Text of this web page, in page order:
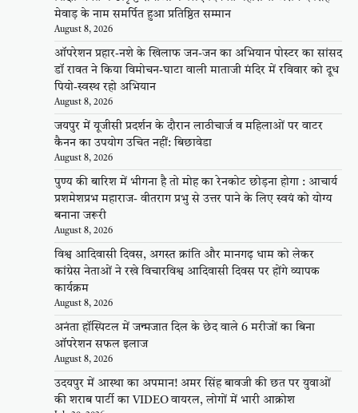
मेवाड़ के नाम समर्पित हुआ प्रतिष्ठित सम्मान
August 8, 2026
ऑपरेशन प्रहार-नशे के खिलाफ जन-जन का अभियान पोस्टर का सांसद
डॉ रावत ने किया विमोचन-घाटा वाली माताजी मंदिर में रविवार को दूध
पियो-स्वस्थ रहो अभियान
August 8, 2026
जयपुर में यूजीसी प्रदर्शन के दौरान लाठीचार्ज व महिलाओं पर वाटर
कैनन का उपयोग उचित नहीं: बिछावेडा
August 8, 2026
पुण्य की बारिश में भीगना है तो मोह का रेनकोट छोड़ना होगा : आचार्य
प्रशमेशप्रभ महाराज- वीतराग प्रभु से उत्तर पाने के लिए स्वयं को योग्य
बनाना जरूरी
August 8, 2026
विश्व आदिवासी दिवस, अगस्त क्रांति और मानगढ़ धाम को लेकर
कांग्रेस नेताओं ने रखे विचारविश्व आदिवासी दिवस पर होंगे व्यापक
कार्यक्रम
August 8, 2026
अनंता हॉस्पिटल में जन्मजात दिल के छेद वाले 6 मरीजों का बिना
ऑपरेशन सफल इलाज
August 8, 2026
उदयपुर में आस्था का अपमान! अमर सिंह बावजी की छत पर युवाओं
की शराब पार्टी का VIDEO वायरल, लोगों में भारी आक्रोश